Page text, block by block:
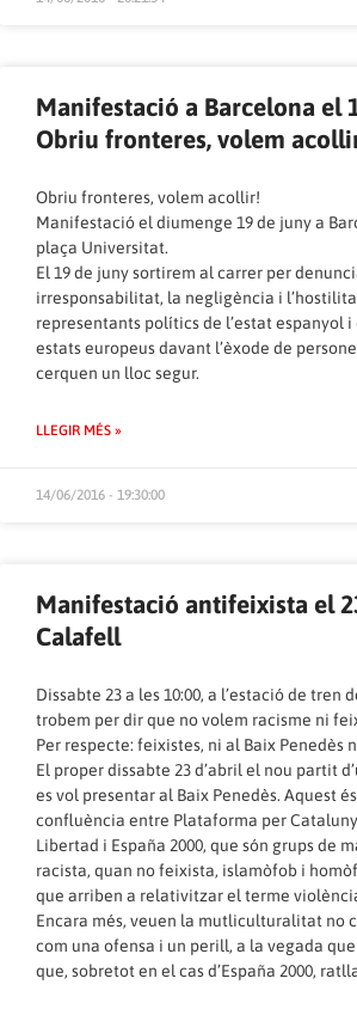
Manifestació a Barcelona el
Obriu fronteres, volem
Obriu fronteres, volem acollir!
Manifestació el diumenge 19 de juny a
plaça Universitat.
El 19 de juny sortirem al carrer per
irresponsabilitat, la negligència i
representants polítics de l’estat espanyol
estats europeus davant l’èxode de
cerquen un lloc segur.
LLEGIR MÉS »
14/06/2016 - 19:30:00
Manifestació antifeixista el
Calafell
Dissabte 23 a les 10:00, a l’estació de tren
trobem per dir que no volem racisme ni
Per respecte: feixistes, ni al Baix Penedès
El proper dissabte 23 d’abril el nou partit
es vol presentar al Baix Penedès. Aquest
confluència entre Plataforma per
Libertad i España 2000, que són grups de
racista, quan no feixista, islamòfob i
que arriben a relativitzar el terme
Encara més, veuen la mutliculturalitat no
com una ofensa i un perill, a la vegada
que, sobretot en el cas d’España 2000,